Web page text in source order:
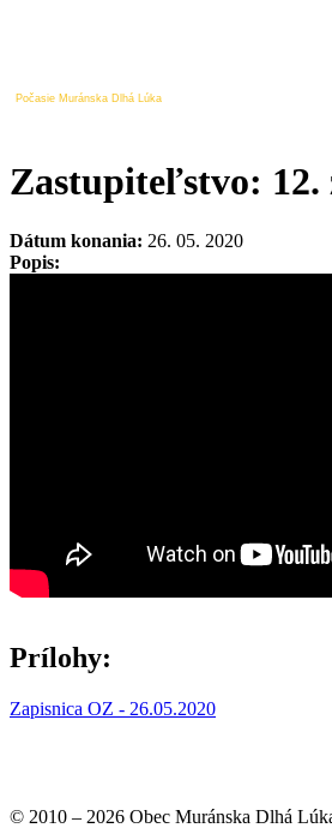
Počasie Muránska Dlhá Lúka
Zastupiteľstvo: 12.
Dátum konania: 26. 05. 2020
Popis:
Prílohy:
Zapisnica OZ - 26.05.2020
© 2010 – 2026 Obec Muránska Dlhá